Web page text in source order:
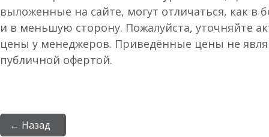
выложенные на сайте, могут отличаться, как в
и в меньшую сторону. Пожалуйста, уточняйте
цены у менеджеров. Приведённые цены не
публичной офертой.
← Назад